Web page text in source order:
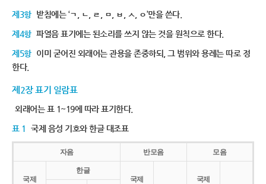
제3항 받침에는 ‘ㄱ, ㄴ, ㄹ, ㅁ, ㅂ, ㅅ, ㅇ’만을 쓴다.
제4항 파열음 표기에는 된소리를 쓰지 않는 것을 원칙으로 한다.
제5항 이미 굳어진 외래어는 관용을 존중하되, 그 범위와 용례는 따로 정
한다.
제2장 표기 일람표
외래어는 표 1~19에 따라 표기한다.
표 1 국제 음성 기호와 한글 대조표
자음 반모음 모음
국제
한글
국제
국제